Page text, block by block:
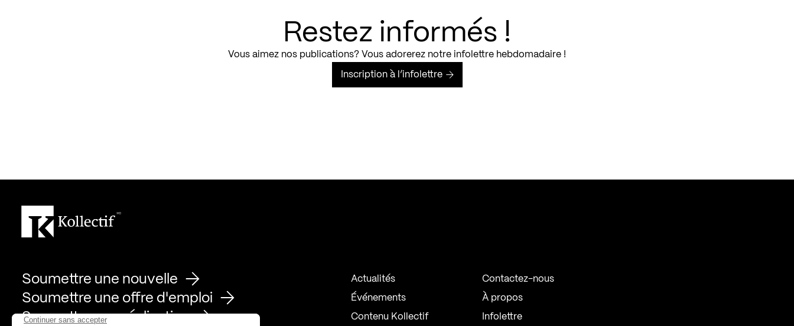
Restez informés !
Vous aimez nos publications? Vous adorerez notre infolettre hebdomadaire !
Inscription à l’infolettre
Soumettre une nouvelle
Soumettre une offre d'emploi
Soumettre une réalisation
Actualités
Événements
Contenu Kollectif
Contactez-nous
À propos
Infolettre